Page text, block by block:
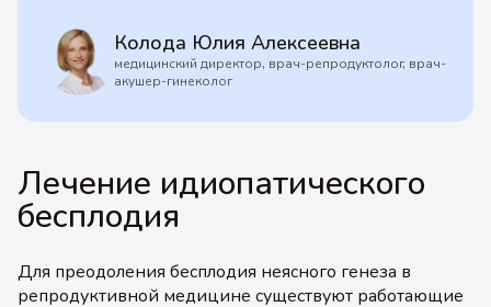
Колода Юлия Алексеевна
медицинский директор, врач-репродуктолог, врач-
акушер-гинеколог
Лечение идиопатического
бесплодия
Для преодоления бесплодия неясного генеза в
репродуктивной медицине существуют работающие